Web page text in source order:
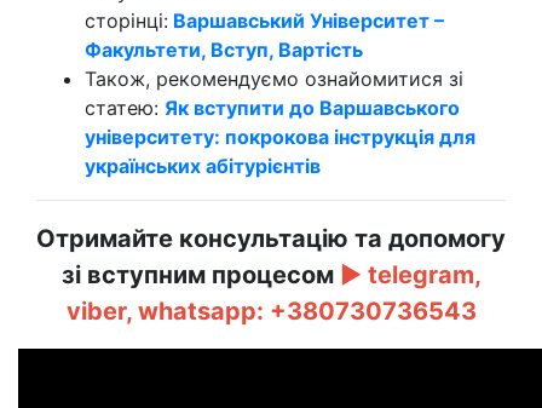
сторінці: Варшавський Університет –
Факультети, Вступ, Вартість
Також, рекомендуємо ознайомитися зі
статею: Як вступити до Варшавського
університету: покрокова інструкція для
українських абітурієнтів
Отримайте консультацію та допомогу
зі вступним процесом ► telegram,
viber, whatsapp: +380730736543